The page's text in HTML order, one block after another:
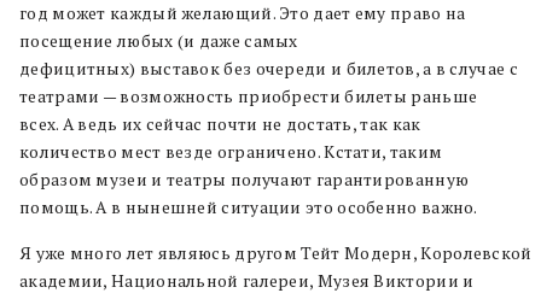
год может каждый желающий. Это дает ему право на
посещение любых (и даже самых
дефицитных) выставокбез очереди и билетов,а в случае с
театрами — возможность приобрести билеты раньше
всех. А ведь их сейчас почти не достать,так как
количество мест везде ограничено.Кстати, таким
образом музеи и театры получают гарантированную
помощь.А в нынешней ситуации это особенно важно.
Я уже много лет являюсь другом Тейт Модерн,Королевской
академии,Национальной галереи, Музея Виктории и